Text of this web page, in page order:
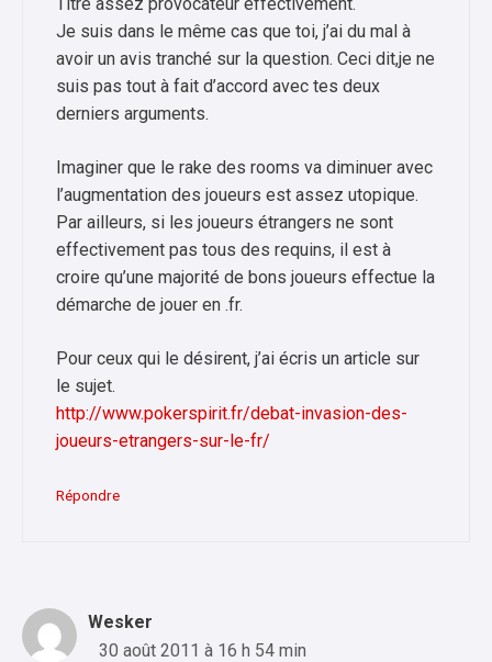
Je suis dans le même cas que toi, j’ai du mal à
avoir un avis tranché sur la question. Ceci dit,je ne
suis pas tout à fait d’accord avec tes deux
derniers arguments.
Imaginer que le rake des rooms va diminuer avec
l’augmentation des joueurs est assez utopique.
Par ailleurs, si les joueurs étrangers ne sont
effectivement pas tous des requins, il est à
croire qu’une majorité de bons joueurs effectue la
démarche de jouer en .fr.
Pour ceux qui le désirent, j’ai écris un article sur
le sujet.
http://www.pokerspirit.fr/debat-invasion-des-
joueurs-etrangers-sur-le-fr/
Répondre
Wesker
30 août 2011 à 16 h 54 min